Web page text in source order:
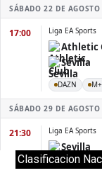
Clasificacion